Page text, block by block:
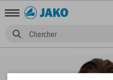
Chercher